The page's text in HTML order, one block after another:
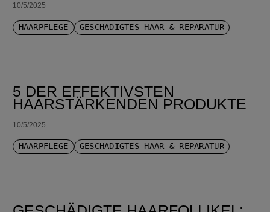
10/5/2025
HAARPFLEGE GESCHÄDIGTES HAAR & REPARATUR
5 DER EFFEKTIVSTEN
HAARSTÄRKENDEN PRODUKTE
10/5/2025
HAARPFLEGE GESCHÄDIGTES HAAR & REPARATUR